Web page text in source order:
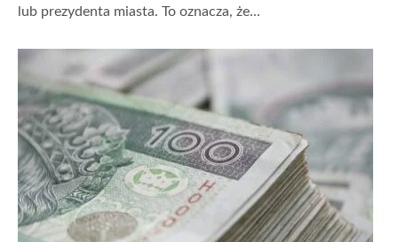
lub prezydenta miasta. To oznacza, że...